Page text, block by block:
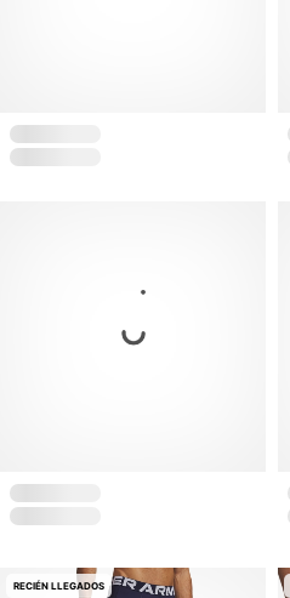
RECIÉN LLEGADOS